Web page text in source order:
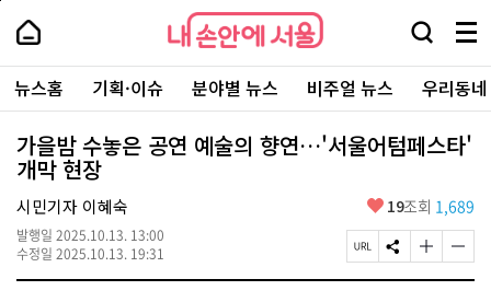
본
로
가
내
손
안
에
서
울
-
서
울
시
대
표
소
통
포
내
손
에
울
검
창
열
기
메
뉴
전
체
보
기
주
요
서
뉴스홈 기획·이슈 분야별 뉴스 비주얼 뉴스 우리동
가을밤 수놓은 공연 예술의 향연…'서울어텀페스타'
개막 현장
시민기자 이혜숙
발행일 2025.10.13. 13:00
수정일 2025.10.13. 19:31
좋
요
19조회 1,689
페
이
S
N
글
자
글
자
페
상
단
로